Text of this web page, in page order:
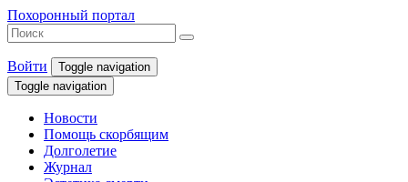
Похоронный портал
Войти
Toggle navigation
Toggle navigation
Новости
Помощь скорбящим
Долголетие
Журнал